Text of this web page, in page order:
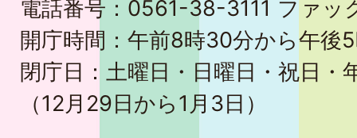
電話番号：0561-38-3111 ファ
開庁時間：午前8時30分から午後
閉庁日：土曜日・日曜日・祝日・
（12月29日から1月3日）